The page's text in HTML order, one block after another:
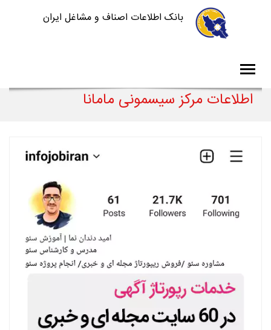
بانک اطلاعات اصناف و مشاغل ایران
اطلاعات مرکز سیسمونی مامانا